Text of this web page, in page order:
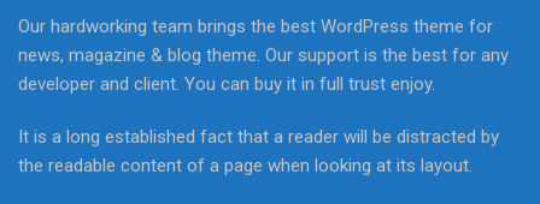
Our hardworking team brings the best WordPress theme for
news, magazine & blog theme. Our support is the best for any
developer and client. You can buy it in full trust enjoy.
It is a long established fact that a reader will be distracted by
the readable content of a page when looking at its layout.